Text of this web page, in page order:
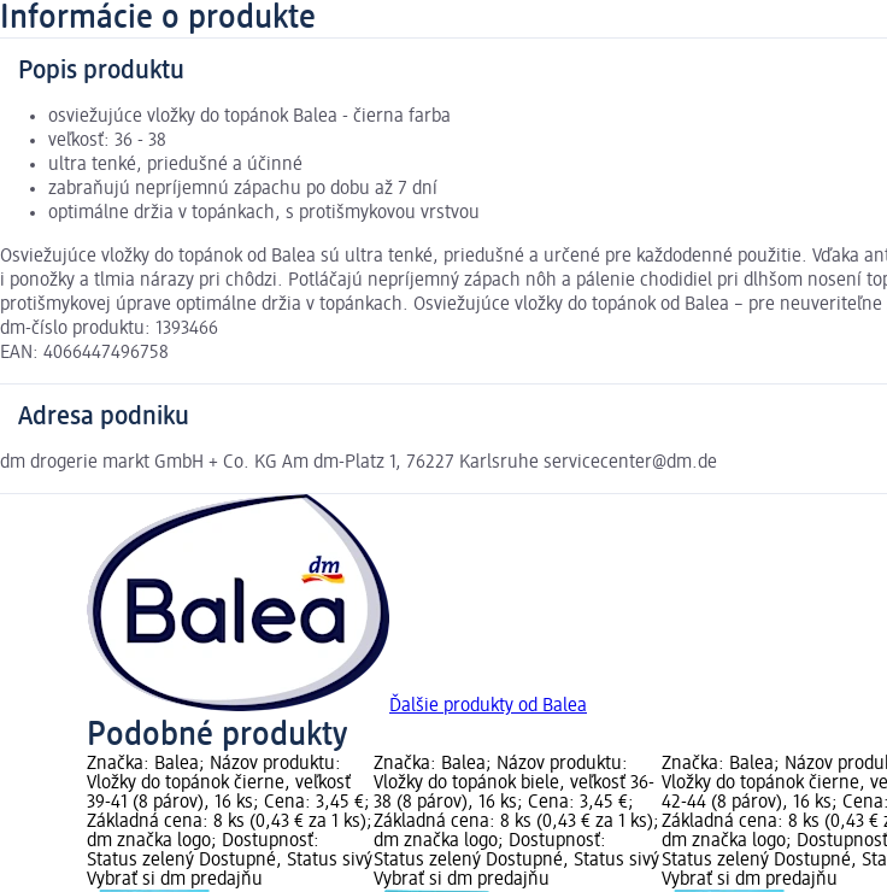
Informácie o produkte
Popis produktu
osviežujúce vložky do topánok Balea - čierna farba
veľkosť: 36 - 38
ultra tenké, priedušné a účinné
zabraňujú nepríjemnú zápachu po dobu až 7 dní
optimálne držia v topánkach, s protišmykovou vrstvou
Osviežujúce vložky do topánok od Balea sú ultra tenké, priedušné a určené pre každodenné použitie.
i ponožky a tlmia nárazy pri chôdzi. Potláčajú nepríjemný zápach nôh a pálenie chodidiel pri dlhšom nosení
protišmykovej úprave optimálne držia v topánkach. Osviežujúce vložky do topánok od Balea – pre
dm-číslo produktu: 1393466
EAN: 4066447496758
Adresa podniku
dm drogerie markt GmbH + Co. KG Am dm-Platz 1, 76227 Karlsruhe servicecenter@dm.de
Ďalšie produkty od Balea
Podobné produkty
Značka: Balea; Názov produktu:
Vložky do topánok čierne, veľkosť
39-41 (8 párov), 16 ks; Cena: 3,45 €;
Základná cena: 8 ks (0,43 € za 1 ks);
dm značka logo; Dostupnosť:
Status zelený Dostupné, Status sivý
Vybrať si dm predajňu
Značka: Balea; Názov produktu:
Vložky do topánok biele, veľkosť 36-
38 (8 párov), 16 ks; Cena: 3,45 €;
Základná cena: 8 ks (0,43 € za 1 ks);
dm značka logo; Dostupnosť:
Status zelený Dostupné, Status sivý
Vybrať si dm predajňu
Značka: Balea; Názov
Vložky do topánok čierne,
42-44 (8 párov), 16 ks;
Základná cena: 8 ks (0,43 €
dm značka logo;
Status zelený Dostupné,
Vybrať si dm predajňu